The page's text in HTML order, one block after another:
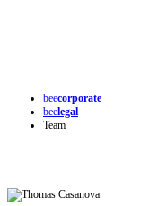
beecorporate
beelegal
Team